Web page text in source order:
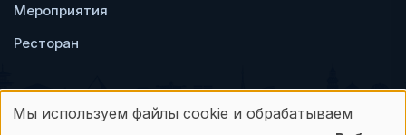
Мероприятия
Ресторан
Мы используем файлы cookie и обрабатываем